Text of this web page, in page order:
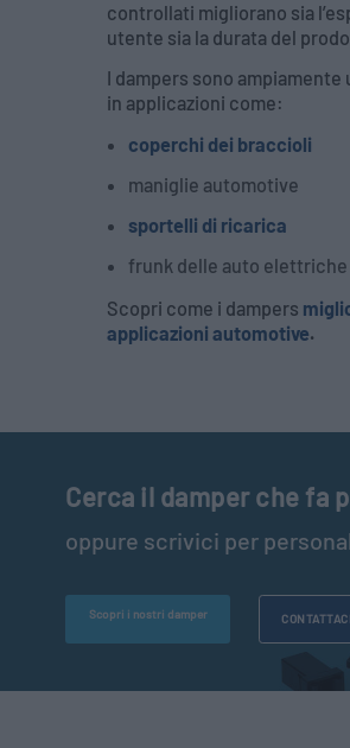
controllati migliorano sia
utente sia la durata del
I dampers sono ampiamente
in applicazioni come:
coperchi dei braccioli
maniglie automotive
sportelli di ricarica
frunk delle auto elettriche
Scopri come i dampers
applicazioni automotive.
Cerca il damper che fa
oppure scrivici per
Scopri i nostri damper CONTATTACI